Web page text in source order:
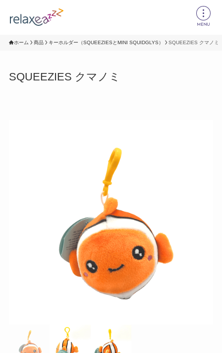
ホーム 商品 キーホルダー（SQUEEZIESとMINI SQUIDGLYS） SQUEEZIES クマノミ
SQUEEZIES クマノミ